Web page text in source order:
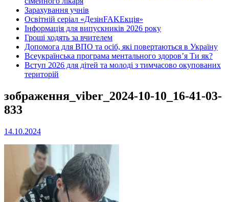
Зарахування учнів
Освітній серіал «ДезінFAKEкція»
Інформація для випускників 2026 року
Гроші ходять за вчителем
Допомога для ВПО та осіб, які повертаються в Україну
Всеукраїнська програма ментального здоров’я Ти як?
Вступ 2026 для дітей та молоді з тимчасово окупованих
територій
зображення_viber_2024-10-10_16-41-03-
833
14.10.2024